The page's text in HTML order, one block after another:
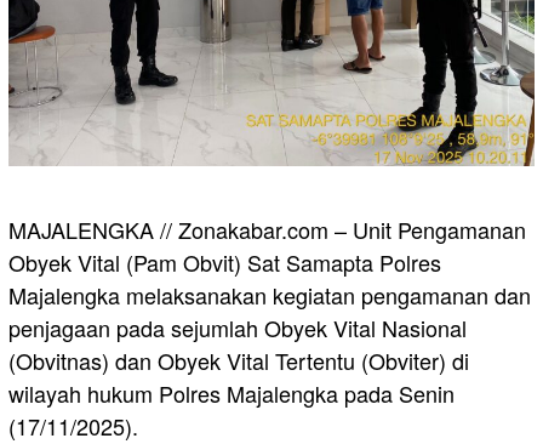
MAJALENGKA // Zonakabar.com – Unit Pengamanan
Obyek Vital (Pam Obvit) Sat Samapta Polres
Majalengka melaksanakan kegiatan pengamanan dan
penjagaan pada sejumlah Obyek Vital Nasional
(Obvitnas) dan Obyek Vital Tertentu (Obviter) di
wilayah hukum Polres Majalengka pada Senin
(17/11/2025).